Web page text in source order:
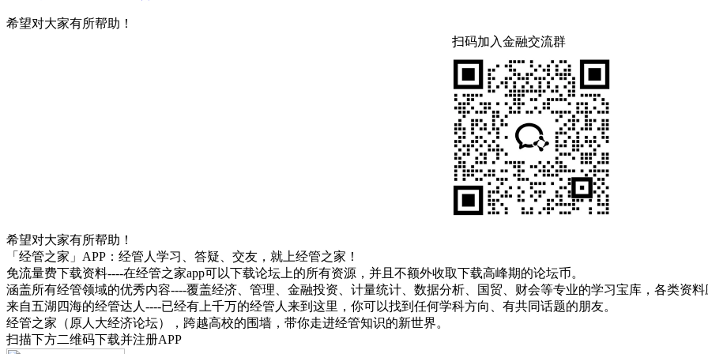
希望对大家有所帮助！
扫码加入金融交流群
希望对大家有所帮助！
「经管之家」APP：经管人学习、答疑、交友，就上经管之家！
免流量费下载资料----在经管之家app可以下载论坛上的所有资源，并且不额外收取下载高峰期的论坛币。
涵盖所有经管领域的优秀内容----覆盖经济、管理、金融投资、计量统计、数据分析、国贸、财会等专业的学习宝库，各类资料
来自五湖四海的经管达人----已经有上千万的经管人来到这里，你可以找到任何学科方向、有共同话题的朋友。
经管之家（原人大经济论坛），跨越高校的围墙，带你走进经管知识的新世界。
扫描下方二维码下载并注册APP